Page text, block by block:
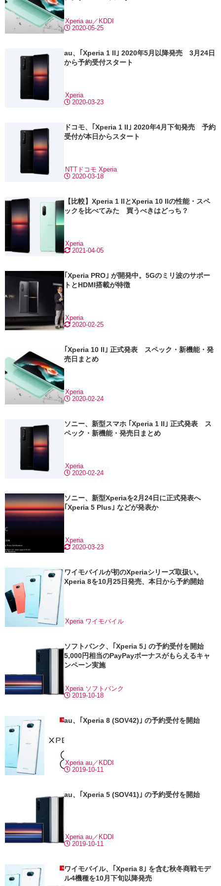
2020-05-25
Xperia au／KDDI
au、｢Xperia 1 II｣ 2020年5月以降発売 3月24日
から予約受付スタート
2020-03-23
Xperia
ドコモ、｢Xperia 1 II｣ 2020年4月下旬発売 予約
受付が本日からスタート
2020-03-18
NTTドコモ Xperia
【比較】Xperia 1 IIとXperia 10 IIの性能・スペ
ックを比べてみた 買うべきはどっち？
2021-04-05
Xperia
｢Xperia PRO｣ が開発中。5Gのミリ波のサポー
トとHDMI搭載が特徴
2020-02-25
Xperia
｢Xperia 10 II｣ 正式発表 スペック・新機能・発
売日まとめ
2020-02-24
Xperia
ソニー、新型スマホ ｢Xperia 1 II｣ 正式発表 ス
ペック・新機能・発売日まとめ
2020-02-24
Xperia
ソニー、新型Xperiaを2月24日に正式発表へ
｢Xperia 5 Plus｣ などが発表か
2020-03-23
Xperia
ワイモバイルが初のXperiaシリーズ取扱い。
Xperia 8を10月25日発売、本日から予約開始
Xperia ワイモバイル
ソフトバンク、｢Xperia 5｣ の予約受付を開始
5,000円相当のPayPayボーナスがもらえるキャ
ンペーン実施
2019-10-18
Xperia ソフトバンク
au、｢Xperia 8 (SOV42)｣ の予約受付を開始
2019-10-11
Xperia au／KDDI
au、｢Xperia 5 (SOV41)｣ の予約受付を開始
2019-10-11
Xperia au／KDDI
ワイモバイル、｢Xperia 8｣ を含む秋冬商戦モデ
ル4機種を10月下旬以降発売